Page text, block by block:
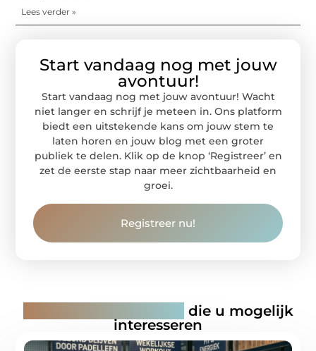
Lees verder »
Start vandaag nog met jouw
avontuur!
Start vandaag nog met jouw avontuur! Wacht
niet langer en schrijf je meteen in. Ons platform
biedt een uitstekende kans om jouw stem te
laten horen en jouw blog met een groter
publiek te delen. Klik op de knop ‘Registreer’ en
zet de eerste stap naar meer zichtbaarheid en
groei.
Registreer nu!
die u mogelijk
interesseren